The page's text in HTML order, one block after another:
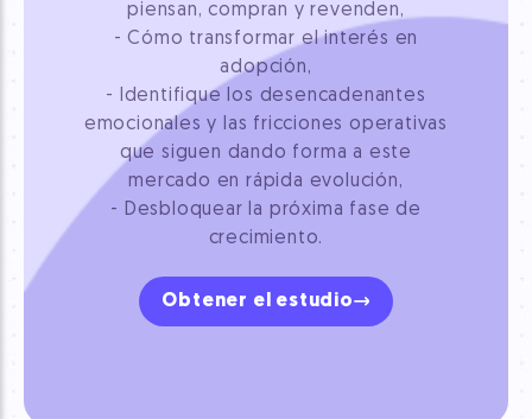
piensan, compran y revenden,
- Cómo transformar el interés en
adopción,
- Identifique los desencadenantes
emocionales y las fricciones operativas
que siguen dando forma a este
mercado en rápida evolución,
- Desbloquear la próxima fase de
crecimiento.
Obtener el estudio